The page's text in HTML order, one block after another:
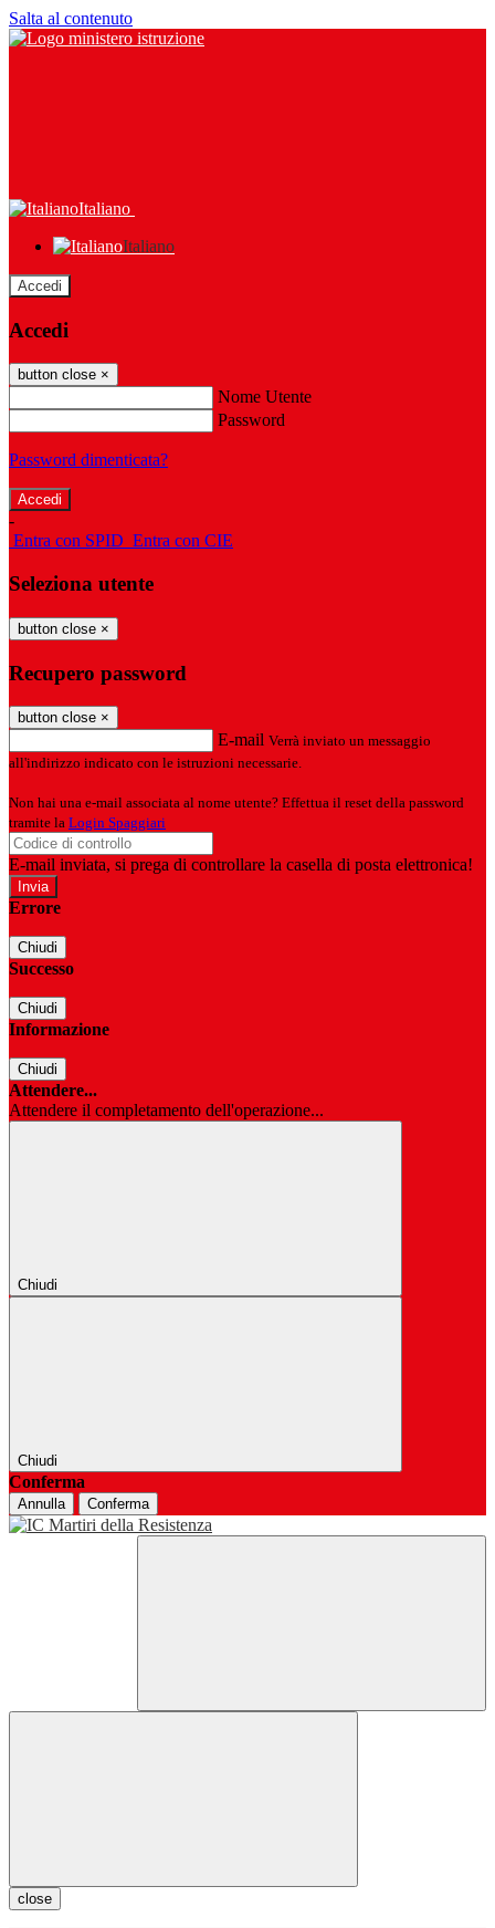
Salta al contenuto
Italiano
Italiano
Accedi
Accedi
button close ×
Nome Utente
Password
Password dimenticata?
-
Entra con SPID Entra con CIE
Seleziona utente
button close ×
Recupero password
button close ×
E-mail Verrà inviato un messaggio
all'indirizzo indicato con le istruzioni necessarie.
Non hai una e-mail associata al nome utente? Effettua il reset della password
tramite la Login Spaggiari
E-mail inviata, si prega di controllare la casella di posta elettronica!
Errore
Chiudi
Successo
Chiudi
Informazione
Chiudi
Attendere...
Attendere il completamento dell'operazione...
Chiudi
Chiudi
Conferma
Annulla Conferma
close